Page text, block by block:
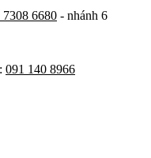
7308 6680 - nhánh 6
091 140 8966